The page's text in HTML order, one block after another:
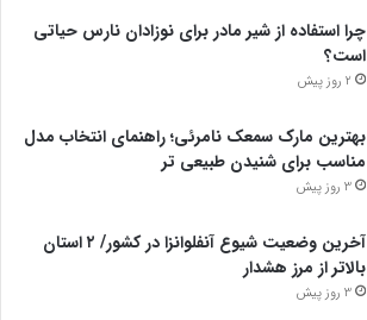
چرا استفاده از شیر مادر برای نوزادان نارس حیاتی
است؟
2 روز پیش
بهترین مارک سمعک نامرئی؛ راهنمای انتخاب مدل
مناسب برای شنیدن طبیعی تر
3 روز پیش
آخرین وضعیت شیوع آنفلوانزا در کشور/ ۲ استان
بالاتر از مرز هشدار
3 روز پیش